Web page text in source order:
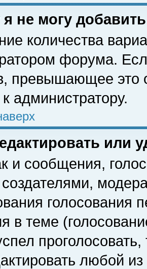
не могу
количества
форума.
превышающее это
администратору.
или
и сообщения,
создателями,
голосования
в теме
любой